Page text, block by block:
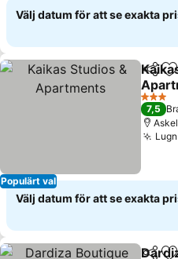
Välj datum för att se exakta
Populärt val
Dela
Se
3 Stjärnor
7,5
Välj datum för att se exakta